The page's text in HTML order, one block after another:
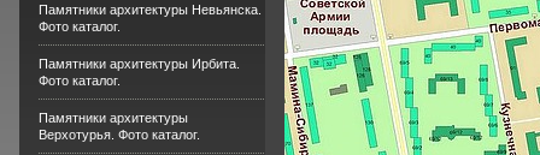
Памятники архитектуры Невьянска.
Фото каталог.
Памятники архитектуры Ирбита.
Фото каталог.
Памятники архитектуры
Верхотурья. Фото каталог.